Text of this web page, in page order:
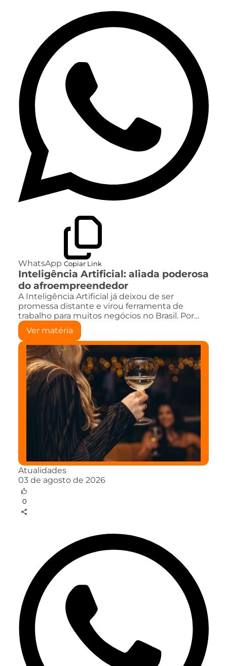
WhatsApp Copiar Link
Inteligência Artificial: aliada poderosa
do afroempreendedor
A Inteligência Artificial já deixou de ser
promessa distante e virou ferramenta de
trabalho para muitos negócios no Brasil. Por…
Ver matéria
Atualidades
03 de agosto de 2026
0